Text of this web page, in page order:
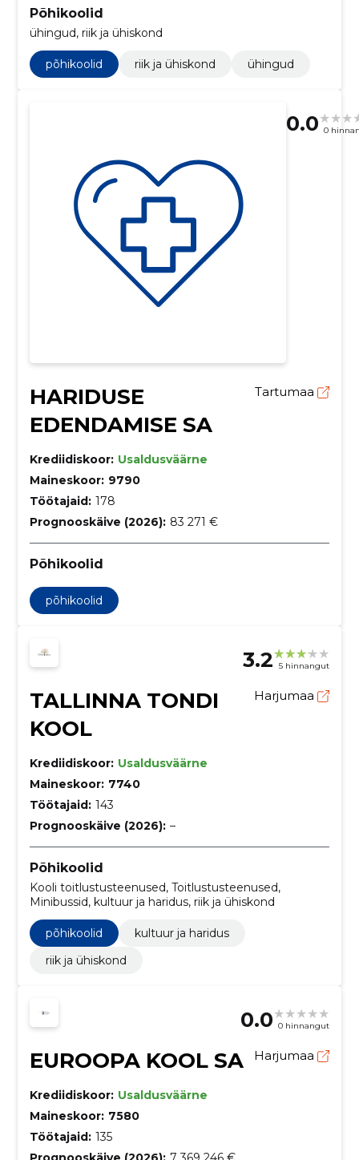
Põhikoolid
ühingud, riik ja ühiskond
põhikoolid riik ja ühiskond ühingud
0.0 0
HARIDUSE
EDENDAMISE SA
Tartumaa
Krediidiskoor: Usaldusväärne
Maineskoor: 9790
Töötajaid: 178
Prognooskäive (2026): 83 271 €
Põhikoolid
põhikoolid
3.2 5 hinnangut
TALLINNA TONDI
KOOL
Harjumaa
Krediidiskoor: Usaldusväärne
Maineskoor: 7740
Töötajaid: 143
Prognooskäive (2026): –
Põhikoolid
Kooli toitlustusteenused, Toitlustusteenused,
Minibussid, kultuur ja haridus, riik ja ühiskond
põhikoolid
kultuur ja haridus
riik ja ühiskond
0.0 0 hinnangut
EUROOPA KOOL SA Harjumaa
Krediidiskoor: Usaldusväärne
Maineskoor: 7580
Töötajaid: 135